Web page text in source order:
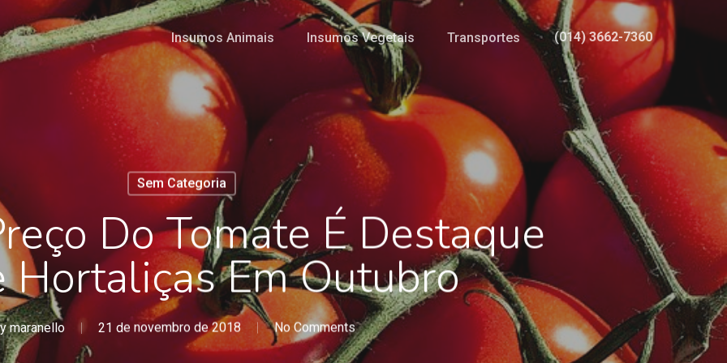
Insumos Animais Insumos Vegetais Transportes (014) 3662-7360
Sem Categoria
Do Tomate É Destaque
Hortaliças Em Outubro
maranello 21 de novembro de 2018 No Comments